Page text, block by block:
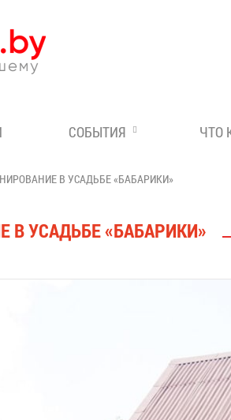
СОБЫТИЯ ЧТО
В УСАДЬБЕ «БАБАРИКИ»
УСАДЬБЕ «БАБАРИКИ»